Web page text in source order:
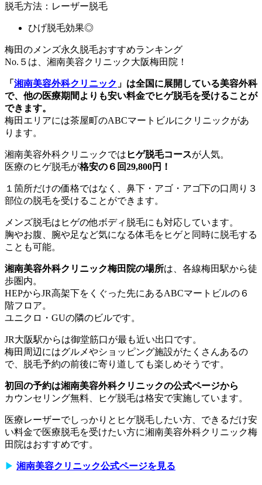
脱毛方法：レーザー脱毛
ひげ脱毛効果◎
梅田のメンズ永久脱毛おすすめランキング
No.５は、湘南美容クリニック大阪梅田院！
「 湘南美容外科クリニック 」は全国に展開している美容外科
で、他の医療期間よりも安い料金でヒゲ脱毛を受けることが
できます。
梅田エリアには茶屋町のABCマートビルにクリニックがあ
ります。
湘南美容外科クリニックでは ヒゲ脱毛コースが人気。
医療のヒゲ脱毛が格安の６回29,800円！
１箇所だけの価格ではなく、鼻下・アゴ・アゴ下の口周り３
部位の脱毛を受けることができます。
メンズ脱毛はヒゲの他ボディ脱毛にも対応しています。
胸やお腹、腕や足など気になる体毛をヒゲと同時に脱毛する
ことも可能。
湘南美容外科クリニック梅田院の場所は、各線梅田駅から徒
歩圏内。
HEPからJR高架下をくぐった先にあるABCマートビルの６
階フロア。
ユニクロ・GUの隣のビルです。
JR大阪駅からは御堂筋口が最も近い出口です。
梅田周辺にはグルメやショッピング施設がたくさんあるの
で、脱毛予約の前後に寄り道しても楽しめそうです。
初回の予約は湘南美容外科クリニックの公式ページから
カウンセリング無料、ヒゲ脱毛は格安で実施しています。
医療レーザーでしっかりとヒゲ脱毛したい方、できるだけ安
い料金で医療脱毛を受けたい方に湘南美容外科クリニック梅
田院はおすすめです。
▶︎ 湘南美容クリニック公式ページを見る